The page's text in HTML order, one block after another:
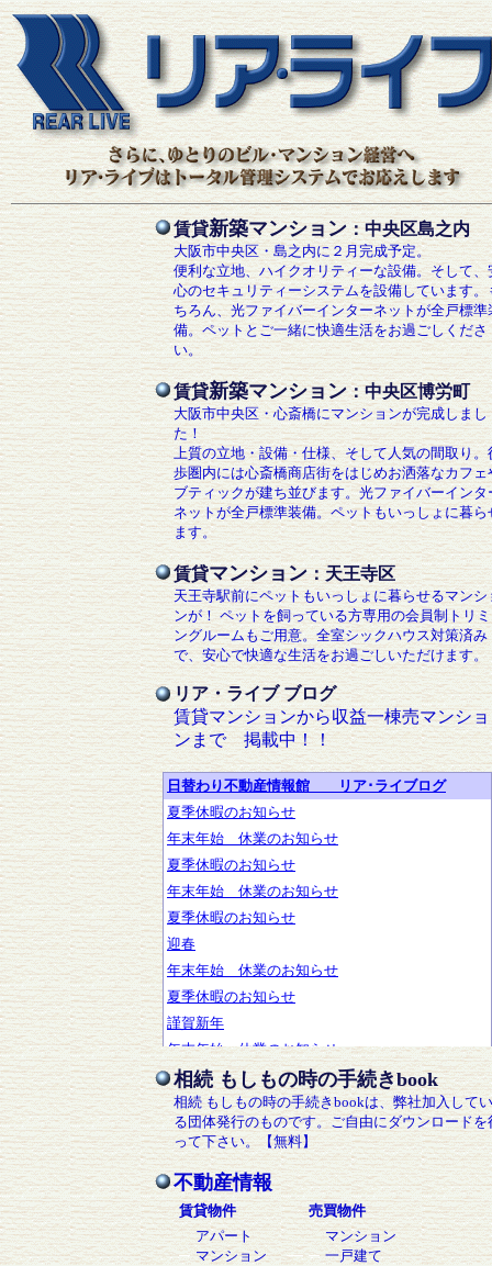
賃貸新築マンション：中央区島之内
大阪市中央区・島之内に２月完成予定。
便利な立地、ハイクオリティーな設備。そして、
心のセキュリティーシステムを設備しています。
ちろん、光ファイバーインターネットが全戸標準
備。ペットとご一緒に快適生活をお過ごしくださ
い。
賃貸新築マンション：中央区博労町
大阪市中央区・心斎橋にマンションが完成しまし
た！
上質の立地・設備・仕様、そして人気の間取り。
歩圏内には心斎橋商店街をはじめお洒落なカフェ
ブティックが建ち並びます。光ファイバーインタ
ネットが全戸標準装備。ペットもいっしょに暮ら
ます。
賃貸マンション：天王寺区
天王寺駅前にペットもいっしょに暮らせるマンシ
ンが！ ペットを飼っている方専用の会員制トリミ
ングルームもご用意。全室シックハウス対策済み
で、安心で快適な生活をお過ごしいただけます。
リア・ライブ ブログ
賃貸マンションから収益一棟売マンショ
ンまで 掲載中！！
相続 もしもの時の手続きbook
相続 もしもの時の手続きbookは、弊社加入してい
る団体発行のものです。ご自由にダウンロードを
って下さい。【無料】
不動産情報
賃貸物件
売買物件
アパート
マンション
マンション
一戸建て